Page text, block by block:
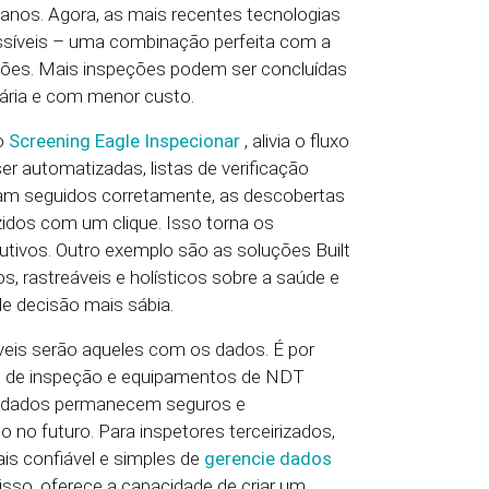
Agora, as mais recentes tecnologias
– uma combinação perfeita com a
Mais inspeções podem ser concluídas
e com menor custo.
Screening Eagle Inspecionar , alivia o fluxo
automatizadas, listas de verificação
seguidos corretamente, as descobertas
com um clique. Isso torna os
Outro exemplo são as soluções Built
rastreáveis e holísticos sobre a saúde e
decisão mais sábia.
serão aqueles com os dados. É por
inspeção e equipamentos de NDT
permanecem seguros e
no futuro. Para inspetores terceirizados,
confiável e simples de gerencie dados